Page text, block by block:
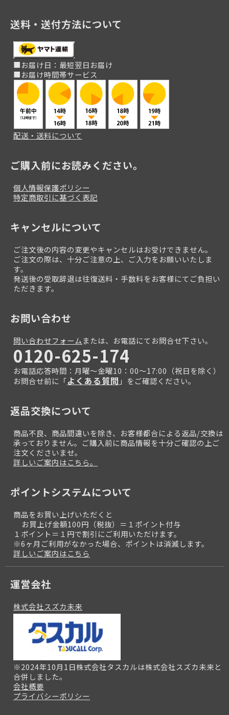
送料・送付方法について
■お届け日：最短翌日お届け
■お届け時間帯サービス
配送・送料について
ご購入前にお読みください。
個人情報保護ポリシー
特定商取引に基づく表記
キャンセルについて
ご注文後の内容の変更やキャンセルはお受けできません。
ご注文の際は、十分ご注意の上、ご入力をお願いいたしま
す。
発送後の受取辞退は往復送料・手数料をお客様にてご負担い
ただきます。
お問い合わせ
問い合わせフォームまたは、お電話にてお問合せ下さい。
0120-625-174
お電話応答時間：月曜～金曜10：00～17:00（祝日を除く）
お問合せ前に「よくある質問 」をご確認ください。
返品交換について
商品不良、商品間違いを除き、お客様都合による返品/交換は
承っておりません。ご購入前に商品情報を十分ご確認の上ご
注文くださいませ。
詳しいご案内はこちら。
ポイントシステムについて
商品をお買い上げいただくと
お買上げ金額100円（税抜）＝１ポイント付与
１ポイント＝１円で割引にご利用いただけます。
※6ヶ月ご利用がなかった場合、ポイントは消滅します。
詳しいご案内はこちら
運営会社
株式会社スズカ未来
※2024年10月1日株式会社タスカルは株式会社スズカ未来と
合併しました。
会社概要
プライバシーポリシー